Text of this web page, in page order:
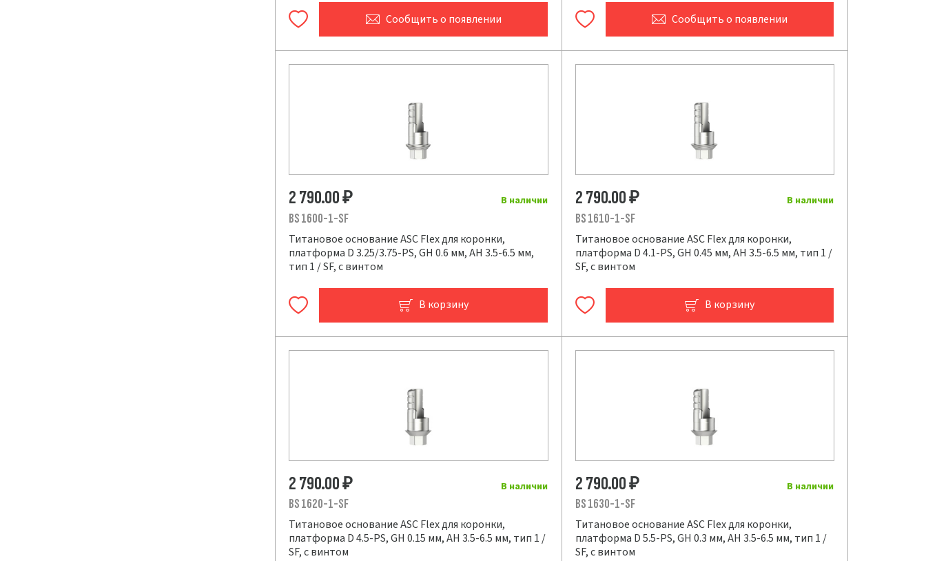
Сообщитьо появлении Сообщитьо появлении
В наличии
2 790.00₽
BS 1600-1-SF
Титановое основание ASC Flex для коронки,
платформа D 3.25/3.75-PS, GH 0.6 мм, AH 3.5-6.5 мм,
тип 1 / SF, с винтом
В корзину
В наличии
2 790.00₽
BS 1610-1-SF
Титановое основание ASC Flex для коронки,
платформа D 4.1-PS, GH 0.45 мм, AH 3.5-6.5 мм, тип 1 /
SF, с винтом
В корзину
В наличии
2 790.00₽
BS 1620-1-SF
Титановое основание ASC Flex для коронки,
платформа D 4.5-PS, GH 0.15 мм, AH 3.5-6.5 мм, тип 1 /
SF, с винтом
В наличии
2 790.00₽
BS 1630-1-SF
Титановое основание ASC Flex для коронки,
платформа D 5.5-PS, GH 0.3 мм, AH 3.5-6.5 мм, тип 1 /
SF, с винтом